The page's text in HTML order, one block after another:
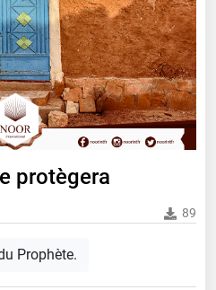
protègera
89
Prophète.